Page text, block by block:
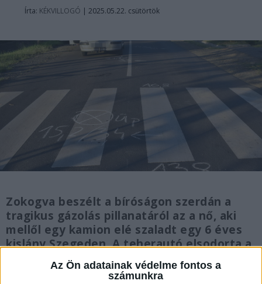
Az Ön adatainak védelme fontos a
számunkra
Írta: KÉKVILLOGÓ | 2025.05.22. csütörtök
Zokogva beszélt a bíróságon szerdán a
tragikus gázolás pillanatáról az a nő, aki
mellől egy kamion elé szaladt egy 6 éves
kislány Szegeden. A teherautó elsodorta a
gyereket, aki szörnyethalt.